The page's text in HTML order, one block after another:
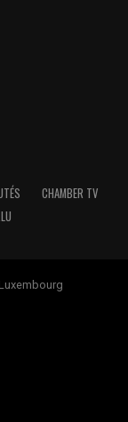
CHAMBER TV